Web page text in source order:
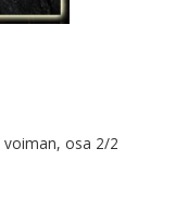
voiman, osa 2/2